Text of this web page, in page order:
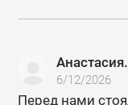
6/12/2026
Перед нами